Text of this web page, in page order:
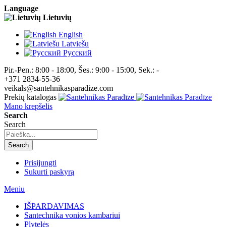
Language
Lietuvių
English
Latviešu
Pусский
Pir.-Pen.: 8:00 - 18:00, Šes.: 9:00 - 15:00, Sek.: -
+371 2834-55-36
veikals@santehnikasparadize.com
Prekių katalogas
Mano krepšelis
Search
Search
Search
Prisijungti
Sukurti paskyrą
Meniu
IŠPARDAVIMAS
Santechnika vonios kambariui
Plytelės